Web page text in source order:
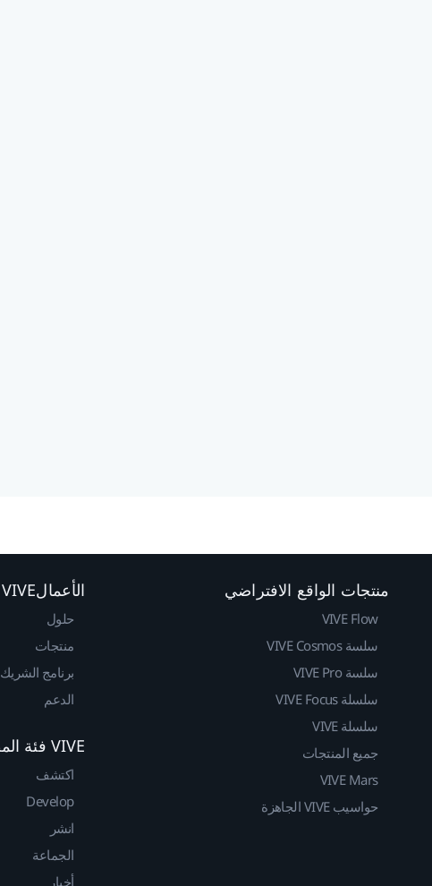
منتجات الواقع الافتراضي
VIVE Flow
سلسة VIVE Cosmos
سلسة VIVE Pro
سلسلة VIVE Focus
سلسلة VIVE
جميع المنتجات
VIVE Mars
حواسيب VIVE الجاهزة
الأعمالVIVE
حلول
منتجات
برنامج الشريك
الدعم
VIVE فئة المطوريين
اكتشف
Develop
انشر
الجماعة
أخبار